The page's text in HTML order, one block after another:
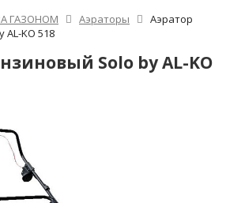
ГАЗОНОМ Аэраторы
Аэратор
KO 518
Solo by AL-KO